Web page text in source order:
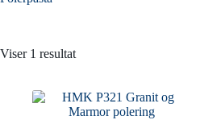
Viser 1 resultat